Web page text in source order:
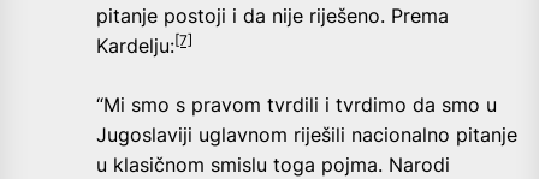
pitanje postoji i da nije riješeno. Prema
Kardelju:[7]
“Mi smo s pravom tvrdili i tvrdimo da smo u
Jugoslaviji uglavnom riješili nacionalno pitanje
u klasičnom smislu toga pojma. Narodi